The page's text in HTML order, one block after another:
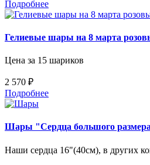
Подробнее
Гелиевые шары на 8 марта
Цена за 15 шариков
2 570 ₽
Подробнее
Шары "Сердца большого
Наши сердца 16"(40см), в других